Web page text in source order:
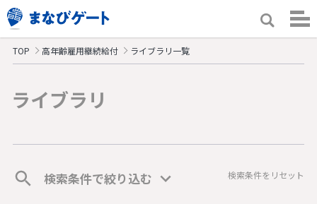
TOP 高年齢雇用継続給付 ライブラリ一覧
ライブラリ
検索条件で絞り込む 検索条件をリセット